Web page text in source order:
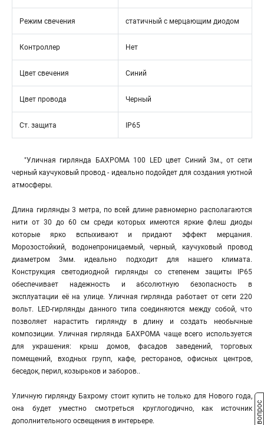
Режим свечения статичный с мерцающим диодом
Контроллер Нет
Цвет свечения Синий
Цвет провода Черный
Ст. защита IP65
"Уличная гирлянда БАХРОМА 100 LED цвет Синий 3м., от сети
черный каучуковый провод - идеально подойдет для создания уютной
атмосферы.
Длина гирлянды 3 метра, по всей длине равномерно располагаются
нити от 30 до 60 см среди которых имеются яркие флеш диоды
которые ярко вспыхивают и придают эффект мерцания.
Морозостойкий, водонепроницаемый, черный, каучуковый провод
диаметром 3мм. идеально подходит для нашего климата.
Конструкция светодиодной гирлянды со степенем защиты IP65
обеспечивает надежность и абсолютную безопасность в
эксплуатации её на улице. Уличная гирлянда работает от сети 220
вольт. LED-гирлянды данного типа соединяются между собой, что
позволяет нарастить гирлянду в длину и создать необычные
композиции. Уличная гирлянда БАХРОМА чаще всего используется
для украшения: крыш домов, фасадов заведений, торговых
помещений, входных групп, кафе, ресторанов, офисных центров,
беседок, перил, козырьков и заборов..
Уличную гирлянду Бахрому стоит купить не только для Нового года,
она будет уместно смотреться круглогодично, как источник
дополнительного освещения в интерьере.